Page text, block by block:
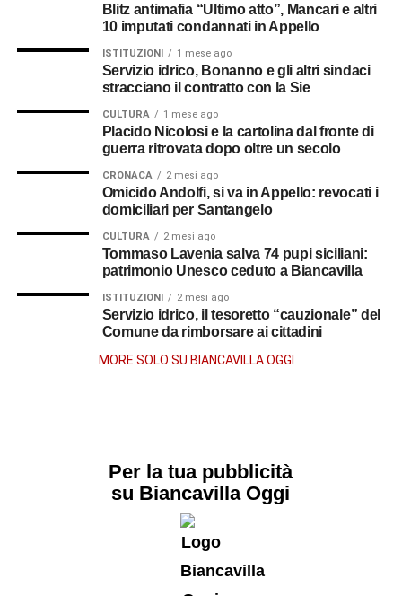
Blitz antimafia “Ultimo atto”, Mancari e altri
10 imputati condannati in Appello
ISTITUZIONI 1 mese ago
Servizio idrico, Bonanno e gli altri sindaci
stracciano il contratto con la Sie
CULTURA 1 mese ago
Placido Nicolosi e la cartolina dal fronte di
guerra ritrovata dopo oltre un secolo
CRONACA 2 mesi ago
Omicido Andolfi, si va in Appello: revocati i
domiciliari per Santangelo
CULTURA 2 mesi ago
Tommaso Lavenia salva 74 pupi siciliani:
patrimonio Unesco ceduto a Biancavilla
ISTITUZIONI 2 mesi ago
Servizio idrico, il tesoretto “cauzionale” del
Comune da rimborsare ai cittadini
MORE SOLO SU BIANCAVILLA OGGI
Per la tua pubblicità
su Biancavilla Oggi